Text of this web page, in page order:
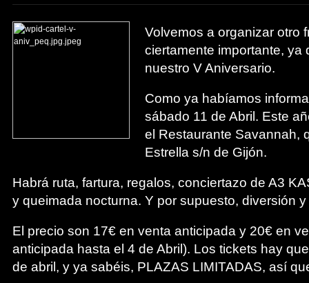
Volvemos a organizar otro
ciertamente importante, ya
nuestro V Aniversario.
Como ya habíamos
sábado 11 de Abril. Este
el Restaurante Savannah,
Estrella s/n de Gijón.
Habrá ruta, fartura, regalos, conciertazo de A3
y queimada nocturna. Y por supuesto, diversión
El precio son 17€ en venta anticipada y 20€ en
anticipada hasta el 4 de Abril). Los tickets hay
de abril, y ya sabéis, PLAZAS LIMITADAS, así